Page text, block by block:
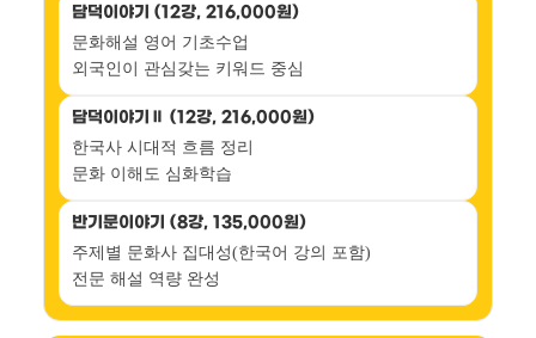
담덕이야기 (12강, 216,000원)
문화해설 영어 기초수업
외국인이 관심갖는 키워드 중심
담덕이야기Ⅱ (12강, 216,000원)
한국사 시대적 흐름 정리
문화 이해도 심화학습
반기문이야기 (8강, 135,000원)
주제별 문화사 집대성(한국어 강의 포함)
전문 해설 역량 완성